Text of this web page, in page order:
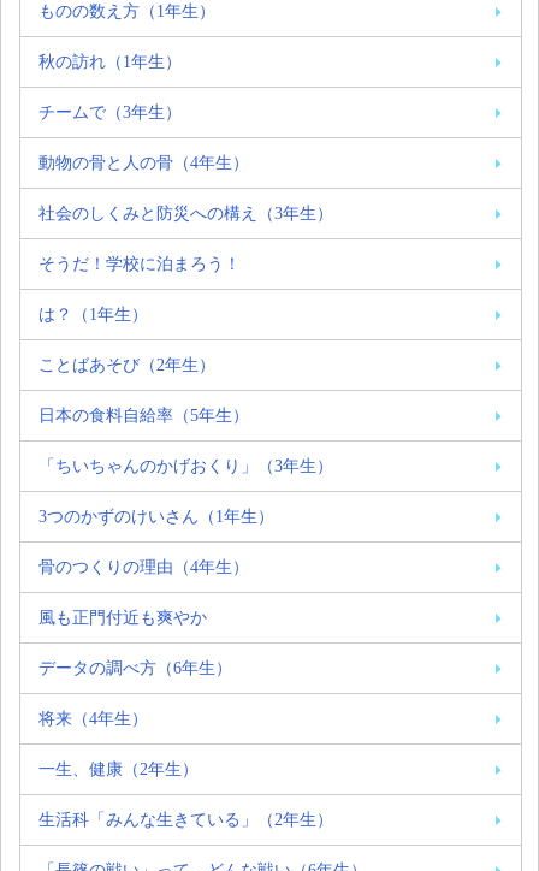
ものの数え方（1年生）
秋の訪れ（1年生）
チームで（3年生）
動物の骨と人の骨（4年生）
社会のしくみと防災への構え（3年生）
そうだ！学校に泊まろう！
は？（1年生）
ことばあそび（2年生）
日本の食料自給率（5年生）
「ちいちゃんのかげおくり」（3年生）
3つのかずのけいさん（1年生）
骨のつくりの理由（4年生）
風も正門付近も爽やか
データの調べ方（6年生）
将来（4年生）
一生、健康（2年生）
生活科「みんな生きている」（2年生）